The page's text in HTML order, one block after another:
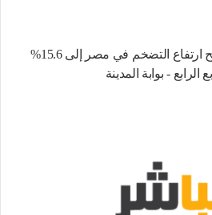
استطلاع لـ «رويترز» يرجح ارتفاع التضخم في مصر إلى 15.6%
- بوابة المدينة